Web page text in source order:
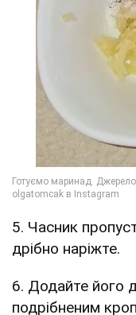
5. Часник
дрібно наріжте.
6. Додайте його
подрібненим